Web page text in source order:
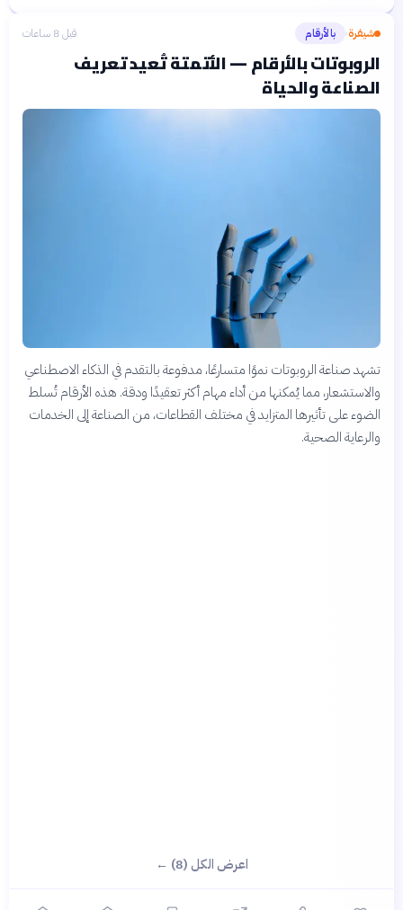
شيفرة› بالأرقام قبل 8 ساعات
الروبوتات بالأرقام — الأتمتة تُعيد تعريف
الصناعة والحياة
تشهد صناعة الروبوتات نموًا متسارعًا، مدفوعة بالتقدم في الذكاء الاصطناعي
والاستشعار، مما يُمكنها من أداء مهام أكثر تعقيدًا ودقة. هذه الأرقام تُسلط
الضوء على تأثيرها المتزايد في مختلف القطاعات، من الصناعة إلى الخدمات
والرعاية الصحية.
اعرض الكل (8) ←